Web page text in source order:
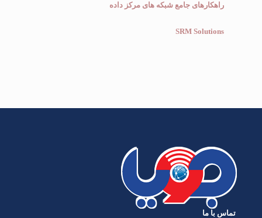
راهکارهای جامع شبکه های مرکز داده
SRM Solutions
تماس با ما